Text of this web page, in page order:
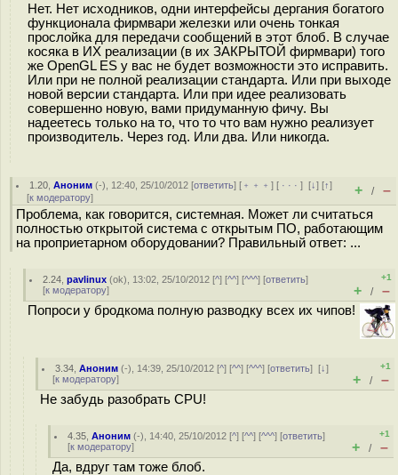
Нет. Нет исходников, одни интерфейсы дергания богатого
функционала фирмвари железки или очень тонкая
прослойка для передачи сообщений в этот блоб. В случае
косяка в ИХ реализации (в их ЗАКРЫТОЙ фирмвари) того
же OpenGL ES у вас не будет возможности это исправить.
Или при не полной реализации стандарта. Или при выходе
новой версии стандарта. Или при идее реализовать
совершенно новую, вами придуманную фичу. Вы
надеетесь только на то, что то что вам нужно реализует
производитель. Через год. Или два. Или никогда.
1.20 ,Аноним (-), 12:40, 25/10/2012 [ответить] [ ﹢﹢﹢] [ · · ·][↓] [↑]
[к модератору] + / –
Проблема, как говорится, системная. Может ли считаться
полностью открытой система с открытым ПО, работающим
на проприетарном оборудовании? Правильный ответ: ...
2.24 ,pavlinux (ok), 13:02, 25/10/2012 [^] [^^] [^^^] [ответить]
[к модератору]
+1
+ / –
Попроси у бродкома полную разводку всех их чипов!
3.34 ,Аноним (-), 14:39, 25/10/2012 [^] [^^] [^^^] [ответить][↓]
[к модератору]
+1
+ / –
Не забудь разобрать CPU!
4.35 ,Аноним (-), 14:40, 25/10/2012 [^] [^^] [^^^] [ответить]
[к модератору]
+1
+ / –
Да, вдруг там тоже блоб.